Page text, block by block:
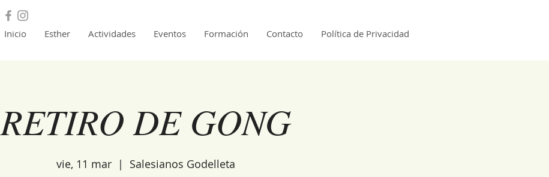
Inicio Esther Actividades Eventos Formación Contacto Política de Privacidad
RETIRO DE GONG
vie, 11 mar
  |
Salesianos Godelleta